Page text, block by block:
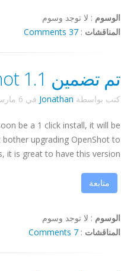
الوسوم : لا توجد وسوم
المناقشات :
37 Comments
تم تضمين OpenShot 1.1 في أوبونتو 10.04!
كتب بواسطة Jonathan في 6 مارس، 2010
be a 1 click install, it will be
upgrading OpenShot to
it is great to have this version ...
متابعة
الوسوم : لا توجد وسوم
المناقشات :
7 Comments